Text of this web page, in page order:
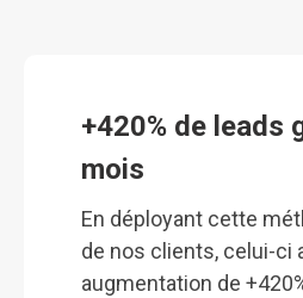
+420% de leads
mois
En déployant cette
de nos clients, celui-ci
augmentation de